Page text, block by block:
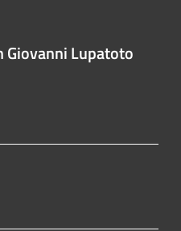
Giovanni Lupatoto